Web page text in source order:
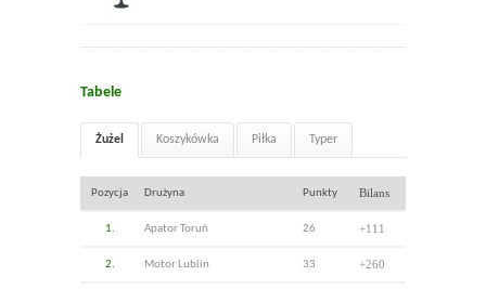
Tabele
Żużel Koszykówka Piłka Typer
Pozycja Drużyna Punkty Bilans
1. Apator Toruń 26 +111
2. Motor Lublin 33 +260